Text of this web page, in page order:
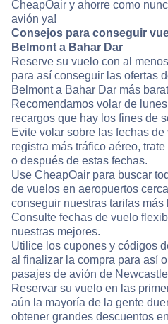
CheapOair y ahorre como
avión ya!
Consejos para conseguir
Belmont a Bahar Dar
Reserve su vuelo con al
para así conseguir las ofertas
Belmont a Bahar Dar más
Recomendamos volar de
recargos que hay los fines de
Evite volar sobre las fechas
registra más tráfico aéreo,
o después de estas fechas.
Use CheapOair para buscar
de vuelos en aeropuertos
conseguir nuestras tarifas más
Consulte fechas de vuelo
nuestras mejores.
Utilice los cupones y códigos
al finalizar la compra para así
pasajes de avión de
Reservar su vuelo en las
aún la mayoría de la gente
obtener grandes descuentos